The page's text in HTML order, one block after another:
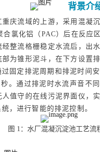
背景介
庆流域的上游，采用混凝
氯化铝（PAC）后在反应
整流格栅稳定水流后，出
为锥形泥斗，在下方设置
固定排泥周期和排泥时间
。通过排泥时水流声音不
值守的在线污泥界面仪，
，进行智能的排泥控制。
图 1：水厂混凝沉淀池工艺流